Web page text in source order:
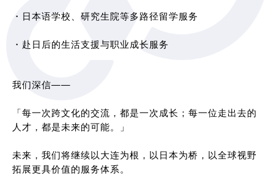
・日本语学校、研究生院等多路径留学服务
・赴日后的生活支援与职业成长服务
我们深信——
「每一次跨文化的交流，都是一次成长；每一位走出去的
人才，都是未来的可能。」
未来，我们将继续以大连为根，以日本为桥，以全球视野
拓展更具价值的服务体系。